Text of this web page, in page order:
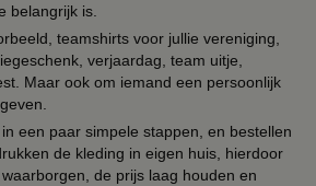
belangrijk is.
teamshirts voor jullie vereniging,
verjaardag, team uitje,
Maar ook om iemand een persoonlijk
een paar simpele stappen, en bestellen
de kleding in eigen huis, hierdoor
de prijs laag houden en